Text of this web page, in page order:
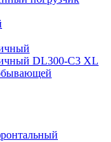
DL300-C3 XL